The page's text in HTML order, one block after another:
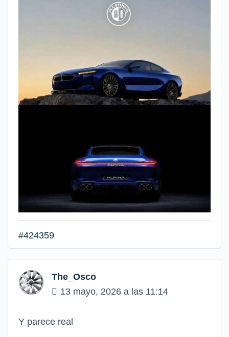
#424359
The_Osco
13 mayo, 2026 a las 11:14
Y parece real